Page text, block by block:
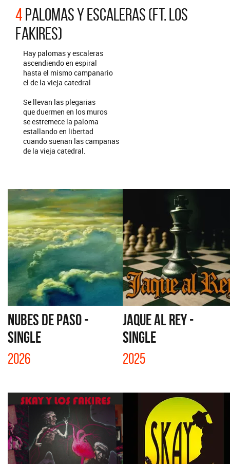
4PALOMAS Y ESCALERAS (FT. LOS
FAKIRES)
Hay palomas y escaleras
ascendiendo en espiral
hasta el mismo campanario
el de la vieja catedral
Se llevan las plegarias
que duermen en los muros
se estremece la paloma
estallando en libertad
cuando suenan las campanas
de la vieja catedral.
NUBES DE PASO -
SINGLE
2026
JAQUE AL REY -
SINGLE
2025